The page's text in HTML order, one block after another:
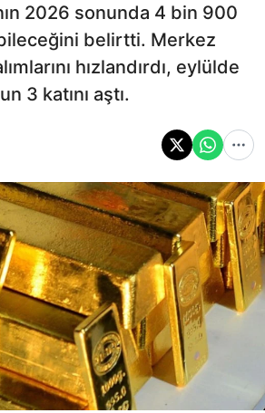
2026 sonunda 4 bin 900
belirtti. Merkez
hızlandırdı, eylülde
3 katını aştı.